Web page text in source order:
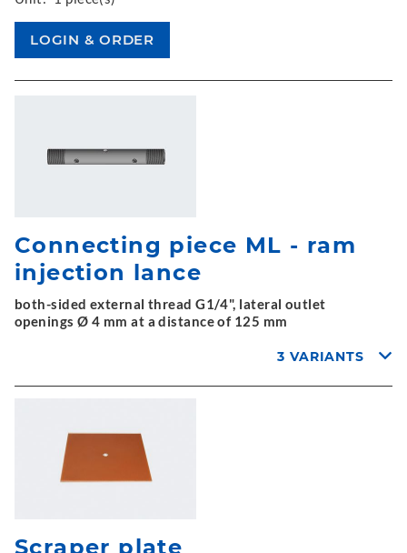
Connecting piece ML - ram
injection lance
both-sided external thread G1/4", lateral outlet
openings Ø 4 mm at a distance of 125 mm
3 VARIANTS
Scraper plate